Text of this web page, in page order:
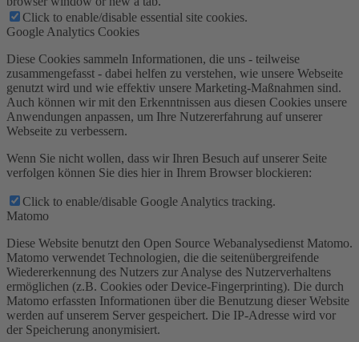
Click to enable/disable essential site cookies.
Google Analytics Cookies
Diese Cookies sammeln Informationen, die uns - teilweise
zusammengefasst - dabei helfen zu verstehen, wie unsere Webseite
genutzt wird und wie effektiv unsere Marketing-Maßnahmen sind.
Auch können wir mit den Erkenntnissen aus diesen Cookies unsere
Anwendungen anpassen, um Ihre Nutzererfahrung auf unserer
Webseite zu verbessern.
Wenn Sie nicht wollen, dass wir Ihren Besuch auf unserer Seite
verfolgen können Sie dies hier in Ihrem Browser blockieren:
Click to enable/disable Google Analytics tracking.
Matomo
Diese Website benutzt den Open Source Webanalysedienst Matomo.
Matomo verwendet Technologien, die die seitenübergreifende
Wiedererkennung des Nutzers zur Analyse des Nutzerverhaltens
ermöglichen (z.B. Cookies oder Device-Fingerprinting). Die durch
Matomo erfassten Informationen über die Benutzung dieser Website
werden auf unserem Server gespeichert. Die IP-Adresse wird vor
der Speicherung anonymisiert.